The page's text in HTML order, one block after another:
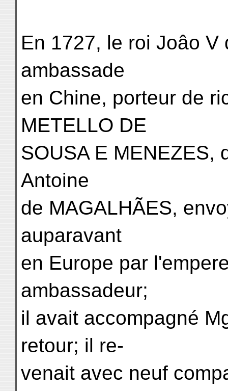
En 1727, le roi Joâo
ambassade
en Chine, porteur de
METELLO DE
SOUSA E MENEZES,
Antoine
de MAGALHÃES,
auparavant
en Europe par
ambassadeur;
il avait accompagné
retour; il re-
venait avec neuf